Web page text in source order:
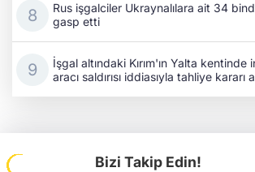
Rus işgalciler Ukraynalılara ait 34
gasp etti
İşgal altındaki Kırım'ın Yalta kentinde
aracı saldırısı iddiasıyla tahliye kararı
Bizi Takip Edin!